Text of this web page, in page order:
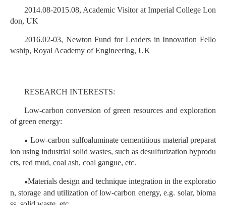
2014.08-2015.08, Academic Visitor at Imperial College Lon
don, UK
2016.02-03, Newton Fund for Leaders in Innovation Fello
wship, Royal Academy of Engineering, UK
RESEARCH INTERESTS:
Low-carbon conversion of green resources and exploration
of green energy:
● Low-carbon sulfoaluminate cementitious material preparat
ion using industrial solid wastes, such as desulfurization byprodu
cts, red mud, coal ash, coal gangue, etc.
●Materials design and technique integration in the exploratio
n, storage and utilization of low-carbon energy, e.g. solar, bioma